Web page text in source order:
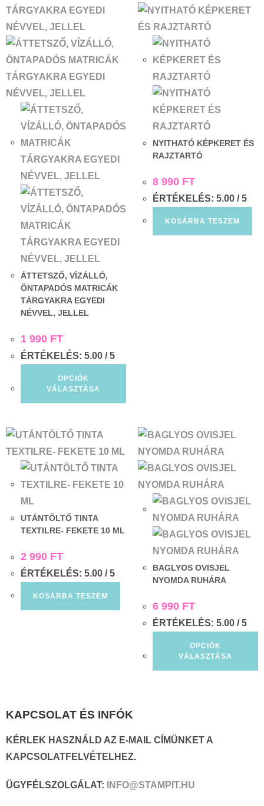
ÁTTETSZŐ, VÍZÁLLÓ,
ÖNTAPADÓS MATRICÁK
TÁRGYAKRA EGYEDI
NÉVVEL, JELLEL
1 990 FT
ÉRTÉKELÉS: 5.00 / 5
OPCIÓK
VÁLASZTÁSA
NYITHATÓ KÉPKERET ÉS
RAJZTARTÓ
8 990 FT
ÉRTÉKELÉS: 5.00 / 5
KOSÁRBA TESZEM
UTÁNTÖLTŐ TINTA
TEXTILRE- FEKETE 10 ML
2 990 FT
ÉRTÉKELÉS: 5.00 / 5
KOSÁRBA TESZEM
BAGLYOS OVISJEL
NYOMDA RUHÁRA
6 990 FT
ÉRTÉKELÉS: 5.00 / 5
OPCIÓK
VÁLASZTÁSA
KAPCSOLAT ÉS INFÓK
KÉRLEK HASZNÁLD AZ E-MAIL CÍMÜNKET A
KAPCSOLATFELVÉTELHEZ.
ÜGYFÉLSZOLGÁLAT: INFO@STAMPIT.HU